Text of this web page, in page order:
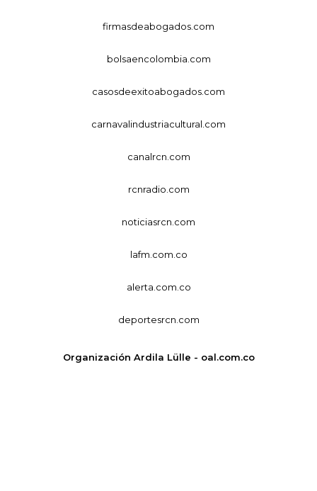
firmasdeabogados.com
bolsaencolombia.com
casosdeexitoabogados.com
carnavalindustriacultural.com
canalrcn.com
rcnradio.com
noticiasrcn.com
lafm.com.co
alerta.com.co
deportesrcn.com
Organización Ardila Lülle - oal.com.co